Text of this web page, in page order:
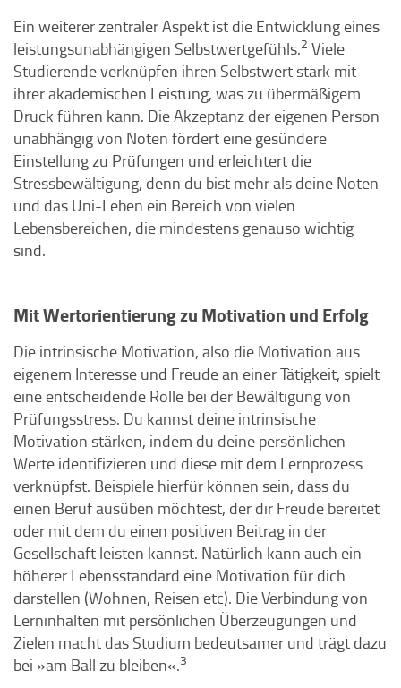
Ein weiterer zentraler Aspekt ist die Entwicklung eines
leistungsunabhängigen Selbstwertgefühls.2 Viele
Studierende verknüpfen ihren Selbstwert stark mit
ihrer akademischen Leistung, was zu übermäßigem
Druck führen kann. Die Akzeptanz der eigenen Person
unabhängig von Noten fördert eine gesündere
Einstellung zu Prüfungen und erleichtert die
Stressbewältigung, denn du bist mehr als deine Noten
und das Uni-Leben ein Bereich von vielen
Lebensbereichen, die mindestens genauso wichtig
sind.
Mit Wertorientierung zu Motivation und Erfolg
Die intrinsische Motivation, also die Motivation aus
eigenem Interesse und Freude an einer Tätigkeit, spielt
eine entscheidende Rolle bei der Bewältigung von
Prüfungsstress. Du kannst deine intrinsische
Motivation stärken, indem du deine persönlichen
Werte identifizieren und diese mit dem Lernprozess
verknüpfst. Beispiele hierfür können sein, dass du
einen Beruf ausüben möchtest, der dir Freude bereitet
oder mit dem du einen positiven Beitrag in der
Gesellschaft leisten kannst. Natürlich kann auch ein
höherer Lebensstandard eine Motivation für dich
darstellen (Wohnen, Reisen etc). Die Verbindung von
Lerninhalten mit persönlichen Überzeugungen und
Zielen macht das Studium bedeutsamer und trägt dazu
bei »am Ball zu bleiben«.3